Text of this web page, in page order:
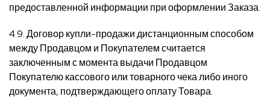
предоставленной информации при оформлении Заказа.
4.9. Договор купли-продажи дистанционным способом
между Продавцом и Покупателем считается
заключенным с момента выдачи Продавцом
Покупателю кассового или товарного чека либо иного
документа, подтверждающего оплату Товара.